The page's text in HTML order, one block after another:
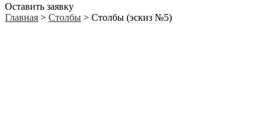
Оставить заявку
Главная > Столбы > Столбы (эскиз №5)